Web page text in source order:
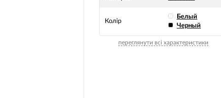
Колір
Белый
Черный
переглянути всі характеристики